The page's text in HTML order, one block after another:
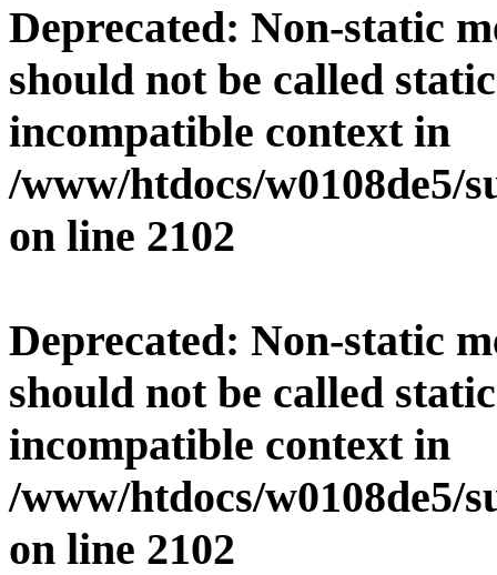
Deprecated: Non-static
should not be called
incompatible context in
/www/htdocs/w0108de5/
on line 2102
Deprecated: Non-static
should not be called
incompatible context in
/www/htdocs/w0108de5/
on line 2102